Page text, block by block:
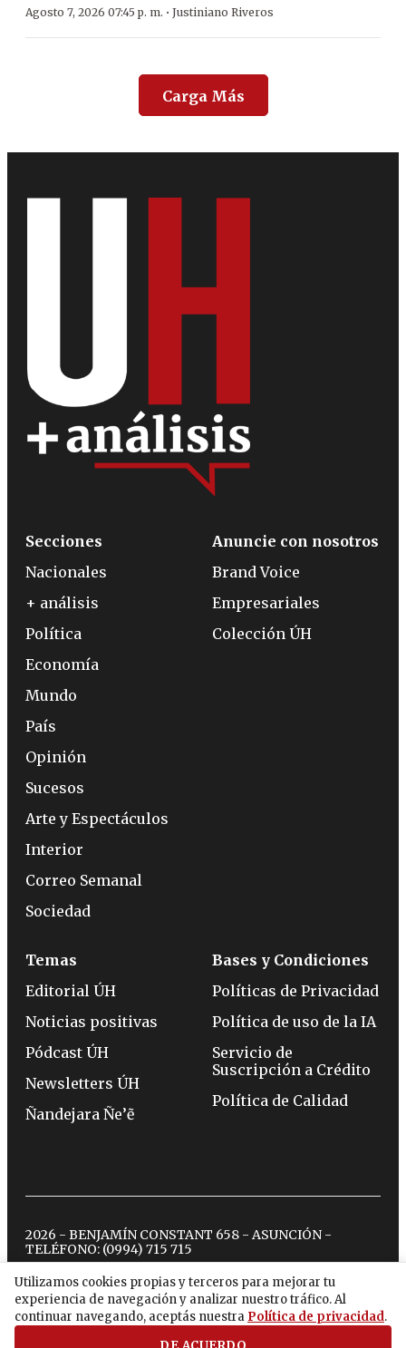
Agosto 7, 2026 07:45 p. m. · Justiniano Riveros
Carga Más
Utilizamos cookies propias y terceros para mejorar tu
experiencia de navegación y analizar nuestro tráfico. Al
continuar navegando, aceptás nuestra Política de privacidad.
Secciones
Nacionales
+ análisis
Política
Economía
Mundo
País
Opinión
Sucesos
Arte y Espectáculos
Interior
Correo Semanal
Sociedad
Anuncie con nosotros
Brand Voice
Empresariales
Colección ÚH
Temas
Editorial ÚH
Noticias positivas
Pódcast ÚH
Newsletters ÚH
Ñandejara Ñe’ẽ
Bases y Condiciones
Políticas de Privacidad
Política de uso de la IA
Servicio de
Suscripción a Crédito
Política de Calidad
2026 - BENJAMÍN CONSTANT 658 - ASUNCIÓN -
TELÉFONO: (0994) 715 715
twitterinstagram
facebook
tiktokyoutubespotify